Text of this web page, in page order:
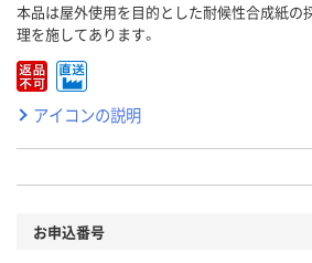
本品は屋外使用を目的とした耐候性合成紙の
理を施してあります。
アイコンの説明
お申込番号